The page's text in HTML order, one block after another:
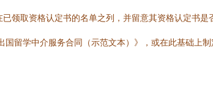
领取资格认定书的名单之列，并留意其资格认定书是
留学中介服务合同（示范文本）》，或在此基础上